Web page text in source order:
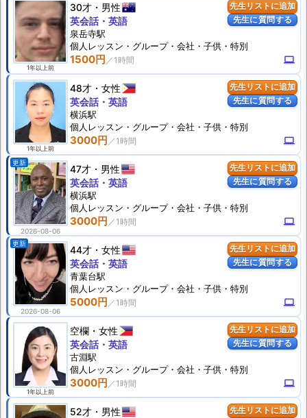
先生リストに追加
先生に質問する
1年以上前
30才 男性
1500円 computer
英会話・英語
泉岳寺駅
個人 レッスン ・グループ・会社・子供・特別
先生リストに追加
先生に質問する
1年以上前
48才 女性
3000円 computer
英会話・英語
横浜駅
個人 レッスン ・グループ・会社・子供・特別
先生リストに追加
先生に質問する
更新
2026-08-06
47才 男性
3000円 computer
英会話・英語
横浜駅
個人 レッスン ・グループ・会社・子供・特別
先生リストに追加
先生に質問する
更新
2026-08-06
44才 女性
5000円 computer
英会話・英語
青葉台駅
個人 レッスン ・グループ・会社・子供・特別
先生リストに追加
先生に質問する
1年以上前
空欄 女性
3000円 computer
英会話・英語
古淵駅
個人 レッスン ・グループ・会社・子供・特別
先生リストに追加
52才 男性